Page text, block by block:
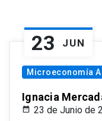
23 JUN
Microeconomía
Ignacia
23 de Junio de